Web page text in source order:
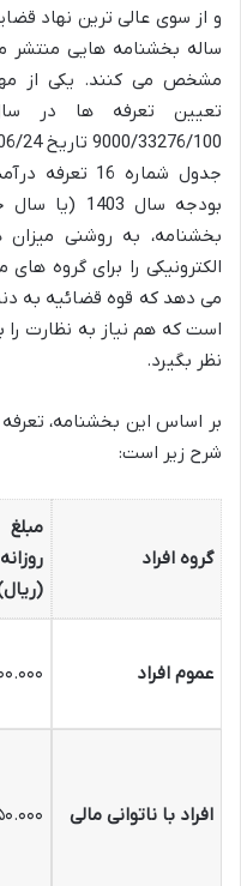
و از سوی عالی ترین نهاد
ساله بخشنامه هایی منتشر
مشخص می کنند. یکی از
تعیین تعرفه ها در
بودجه سال
بخشنامه، به روشنی میزان
الکترونیکی را برای گروه
می دهد که قوه قضائیه به
است که هم نیاز به نظارت را
نظر بگیرد.
بر اساس این بخشنامه، تعرفه
شرح زیر است:
گروه افراد
مبلغ
روزانه
عموم افراد
افراد با ناتوانی مالی